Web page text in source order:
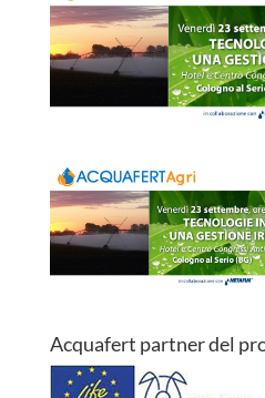
Acquafert partner del